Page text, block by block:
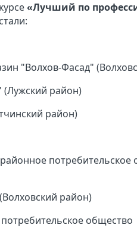
«Лучший по
"Волхов-Фасад"
район)
район)
потребительское
район)
общество